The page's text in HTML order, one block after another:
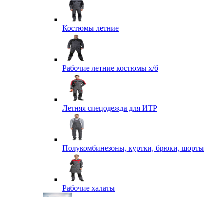
Костюмы летние
Рабочие летние костюмы х/б
Летняя спецодежда для ИТР
Полукомбинезоны, куртки, брюки, шорты
Рабочие халаты